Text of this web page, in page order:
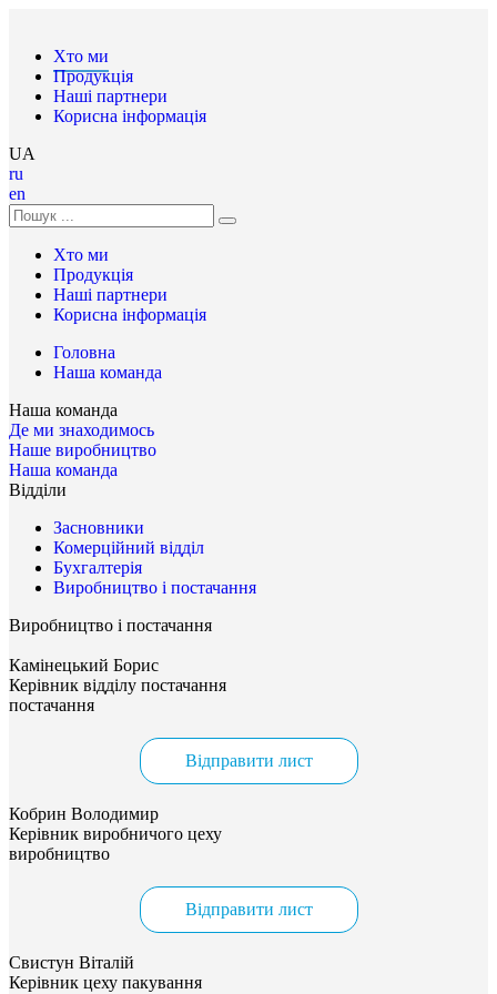
Хто ми
Продукція
Наші партнери
Корисна інформація
UA
ru
en
Хто ми
Продукція
Наші партнери
Корисна інформація
Головна
Наша команда
Наша команда
Де ми знаходимось
Наше виробництво
Наша команда
Відділи
Засновники
Комерційний відділ
Бухгалтерія
Виробництво і постачання
Виробництво і постачання
Камінецький Борис
Керівник відділу постачання
постачання
Відправити лист
Кобрин Володимир
Керівник виробничого цеху
виробництво
Відправити лист
Свистун Віталій
Керівник цеху пакування